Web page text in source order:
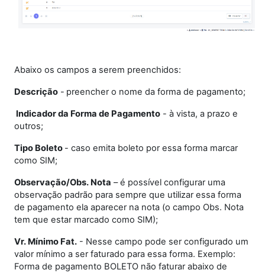
Abaixo os campos a serem preenchidos:
Descrição - preencher o nome da forma de pagamento;
Indicador da Forma de Pagamento - à vista, a prazo e
outros;
Tipo Boleto - caso emita boleto por essa forma marcar
como SIM;
Observação/Obs. Nota – é possível configurar uma
observação padrão para sempre que utilizar essa forma
de pagamento ela aparecer na nota (o campo Obs. Nota
tem que estar marcado como SIM);
Vr. Mínimo Fat. - Nesse campo pode ser configurado um
valor mínimo a ser faturado para essa forma. Exemplo:
Forma de pagamento BOLETO não faturar abaixo de